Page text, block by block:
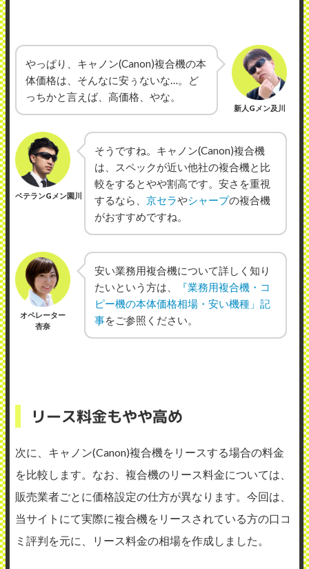
やっぱり、キャノン(Canon)複合機の本
体価格は、そんなに安ぅないな…。ど
っちかと言えば、高価格、やな。
新人Gメン及川
ベテランGメン園川
そうですね。キャノン(Canon)複合機
は、スペックが近い他社の複合機と比
較をするとやや割高です。安さを重視
するなら、 京セラやシャープの複合機
がおすすめですね。
オペレーター
杏奈
安い業務用複合機について詳しく知り
たいという方は、
『業務用複合機・コ
ピー機の本体価格相場・安い機種」記
事をご参照ください。
リース料金もやや高め
次に、キャノン(Canon)複合機をリースする場合の料金
を比較します。なお、複合機のリース料金については、
販売業者ごとに価格設定の仕方が異なります。今回は、
当サイトにて実際に複合機をリースされている方の口コ
ミ評判を元に、リース料金の相場を作成しました。